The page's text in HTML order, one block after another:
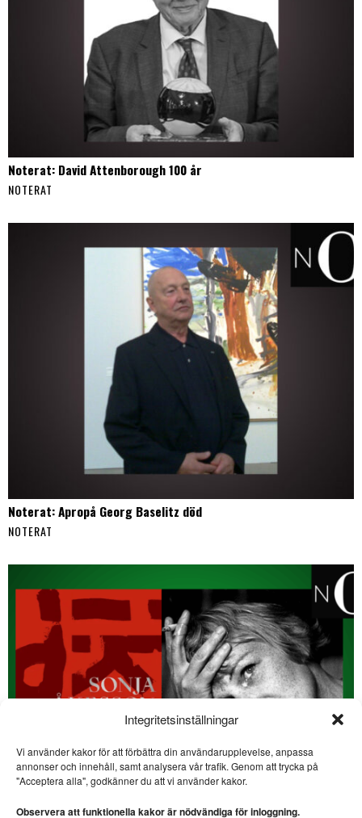
Integritetsinställningar
Vi använder kakor för att förbättra din användarupplevelse, anpassa
annonser och innehåll, samt analysera vår trafik. Genom att trycka på
"Acceptera alla", godkänner du att vi använder kakor.
Observera att funktionella kakor är nödvändiga för inloggning.
Noterat: David Attenborough 100 år
NOTERAT
Noterat: Apropå Georg Baselitz död
NOTERAT
Sebastian Saar: